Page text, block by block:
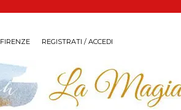
FIRENZE REGISTRATI / ACCEDI